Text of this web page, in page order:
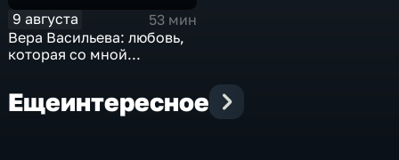
9 августа
53 мин
Вера Васильева: любовь,
которая со мной...
Ещеинтересное